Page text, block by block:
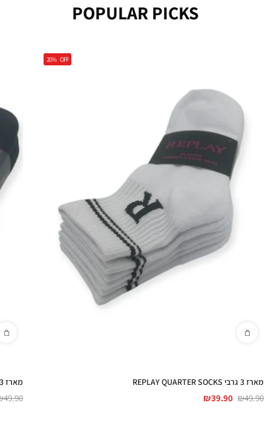
POPULAR PICKS
20% OFF
מארז 3 גרבי REPLAY QUARTER SOCKS
₪49.90
₪39.90
מארז 3 גרבי REPLAY QUARTER SOCKS
49.90